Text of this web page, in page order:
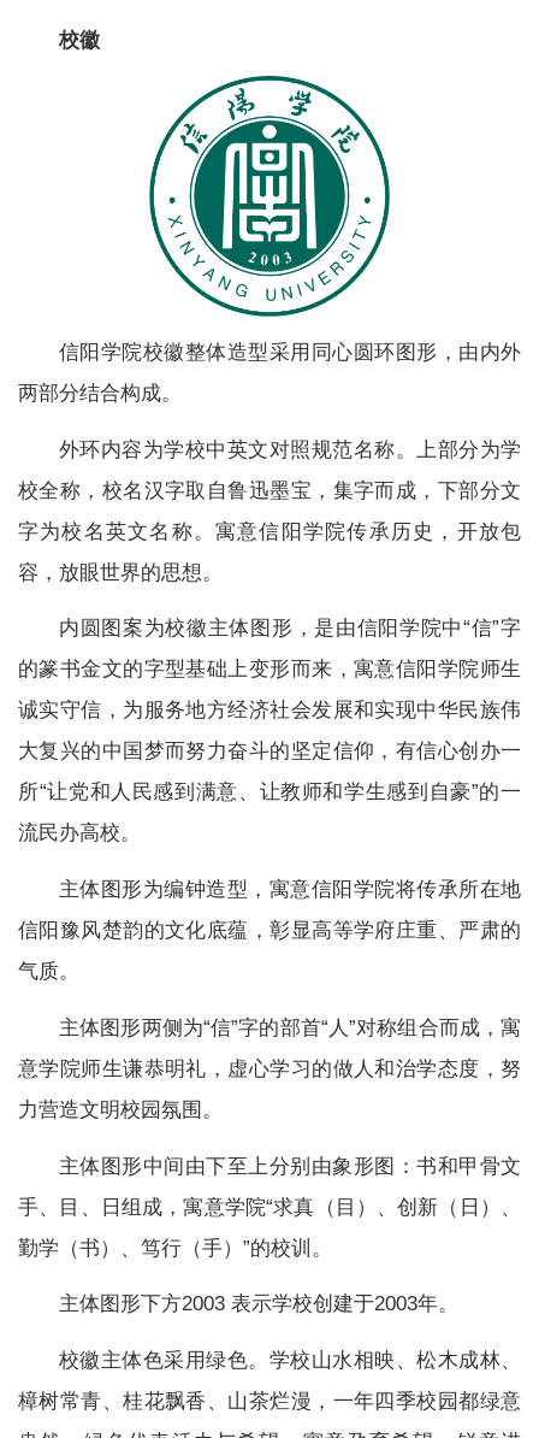
校徽
信阳学院校徽整体造型采用同心圆环图形，由内外
两部分结合构成。
外环内容为学校中英文对照规范名称。上部分为学
校全称，校名汉字取自鲁迅墨宝，集字而成，下部分文
字为校名英文名称。寓意信阳学院传承历史，开放包
容，放眼世界的思想。
内圆图案为校徽主体图形，是由信阳学院中“信”字
的篆书金文的字型基础上变形而来，寓意信阳学院师生
诚实守信，为服务地方经济社会发展和实现中华民族伟
大复兴的中国梦而努力奋斗的坚定信仰，有信心创办一
所“让党和人民感到满意、让教师和学生感到自豪”的一
流民办高校。
主体图形为编钟造型，寓意信阳学院将传承所在地
信阳豫风楚韵的文化底蕴，彰显高等学府庄重、严肃的
气质。
主体图形两侧为“信”字的部首“人”对称组合而成，寓
意学院师生谦恭明礼，虚心学习的做人和治学态度，努
力营造文明校园氛围。
主体图形中间由下至上分别由象形图：书和甲骨文
手、目、日组成，寓意学院“求真（目）、创新（日）、
勤学（书）、笃行（手）”的校训。
主体图形下方2003 表示学校创建于2003年。
校徽主体色采用绿色。学校山水相映、松木成林、
樟树常青、桂花飘香、山茶烂漫，一年四季校园都绿意